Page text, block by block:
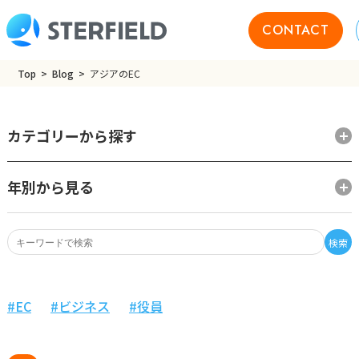
CONTACT
Top Blog アジアのEC
検索
カテゴリーから探す
年別から見る
EC ビジネス 役員